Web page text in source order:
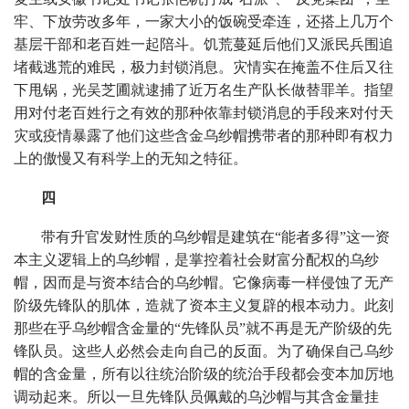
牢、下放劳改多年，一家大小的饭碗受牵连，还搭上几万个
基层干部和老百姓一起陪斗。饥荒蔓延后他们又派民兵围追
堵截逃荒的难民，极力封锁消息。灾情实在掩盖不住后又往
下甩锅，光吴芝圃就逮捕了近万名生产队长做替罪羊。指望
用对付老百姓行之有效的那种依靠封锁消息的手段来对付天
灾或疫情暴露了他们这些含金乌纱帽携带者的那种即有权力
上的傲慢又有科学上的无知之特征。
四
带有升官发财性质的乌纱帽是建筑在“能者多得”这一资
本主义逻辑上的乌纱帽，是掌控着社会财富分配权的乌纱
帽，因而是与资本结合的乌纱帽。它像病毒一样侵蚀了无产
阶级先锋队的肌体，造就了资本主义复辟的根本动力。此刻
那些在乎乌纱帽含金量的“先锋队员”就不再是无产阶级的先
锋队员。这些人必然会走向自己的反面。为了确保自己乌纱
帽的含金量，所有以往统治阶级的统治手段都会变本加厉地
调动起来。所以一旦先锋队员佩戴的乌沙帽与其含金量挂